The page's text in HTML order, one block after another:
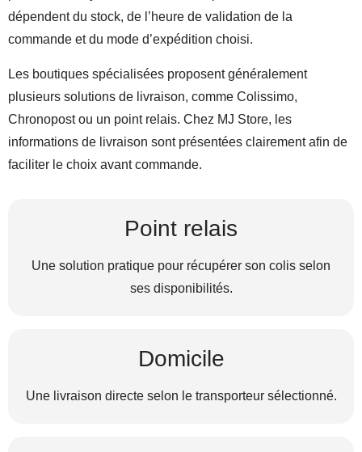
dépendent du stock, de l’heure de validation de la
commande et du mode d’expédition choisi.
Les boutiques spécialisées proposent généralement
plusieurs solutions de livraison, comme Colissimo,
Chronopost ou un point relais. Chez MJ Store, les
informations de livraison sont présentées clairement afin de
faciliter le choix avant commande.
Point relais
Une solution pratique pour récupérer son colis selon
ses disponibilités.
Domicile
Une livraison directe selon le transporteur sélectionné.